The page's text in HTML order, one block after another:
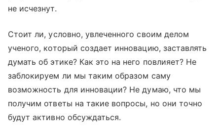
не исчезнут.
Стоит ли, условно, увлеченного своим делом
ученого, который создает инновацию, заставлять
думать об этике? Как это на него повлияет? Не
заблокируем ли мы таким образом саму
возможность для инновации? Не думаю, что мы
получим ответы на такие вопросы, но они точно
будут активно обсуждаться.